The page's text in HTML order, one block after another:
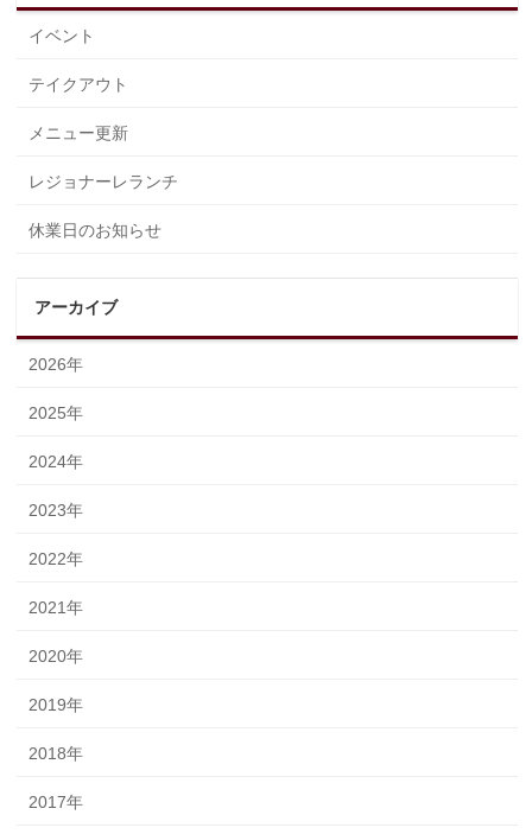
イベント
テイクアウト
メニュー更新
レジョナーレランチ
休業日のお知らせ
アーカイブ
2026年
2025年
2024年
2023年
2022年
2021年
2020年
2019年
2018年
2017年